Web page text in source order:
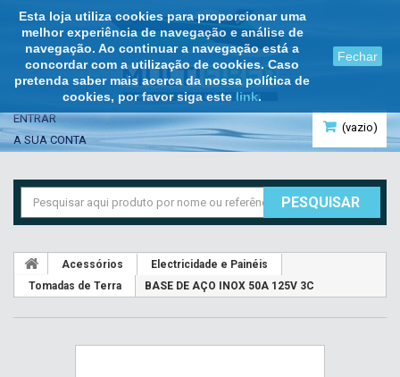
Esta loja utiliza cookies para proporcionar uma
melhor experiência de navegação e análise de
navegação. Ao continuar a navegação está a
concordar com a utilização de cookies. Caso
pretenda saber mais acerca da nossa política de
cookies, por favor siga este link.
Fechar
(vazio)
ENTRAR
A SUA CONTA
PESQUISAR
Acessórios
Electricidade e Painéis
Tomadas de Terra
BASE DE AÇO INOX 50A 125V 3C